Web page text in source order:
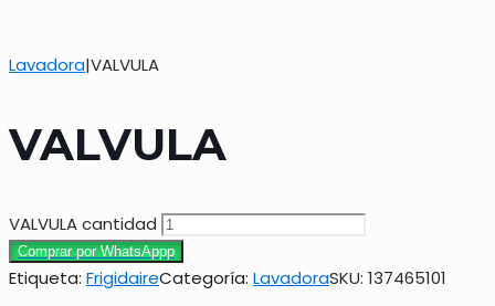
Lavadora|VALVULA
VALVULA
VALVULA cantidad
Comprar por WhatsAppp
Etiqueta: FrigidaireCategoría: LavadoraSKU: 137465101